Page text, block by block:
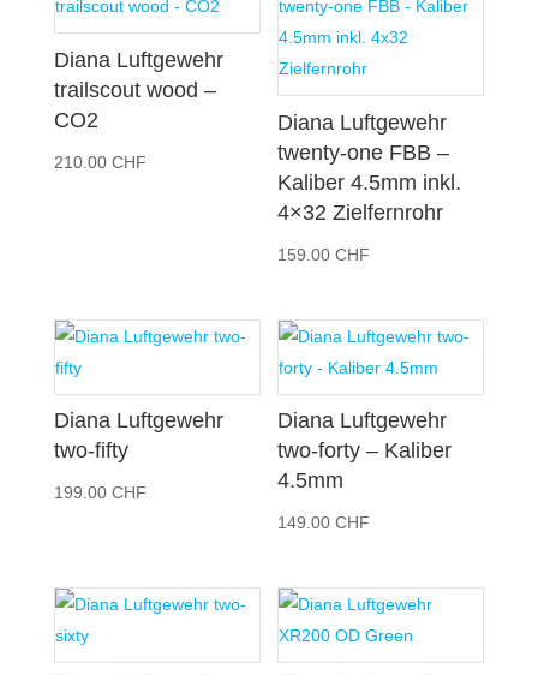
Diana Luftgewehr
trailscout wood –
CO2
210.00 CHF
Diana Luftgewehr
twenty-one FBB –
Kaliber 4.5mm inkl.
4×32 Zielfernrohr
159.00CHF
Diana Luftgewehr
two-fifty
199.00 CHF
Diana Luftgewehr
two-forty – Kaliber
4.5mm
149.00CHF